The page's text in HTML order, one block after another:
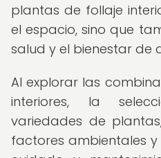
plantas de follaje
el espacio, sino que
salud y el bienestar de
Al explorar las
interiores, la
variedades de
factores ambientales